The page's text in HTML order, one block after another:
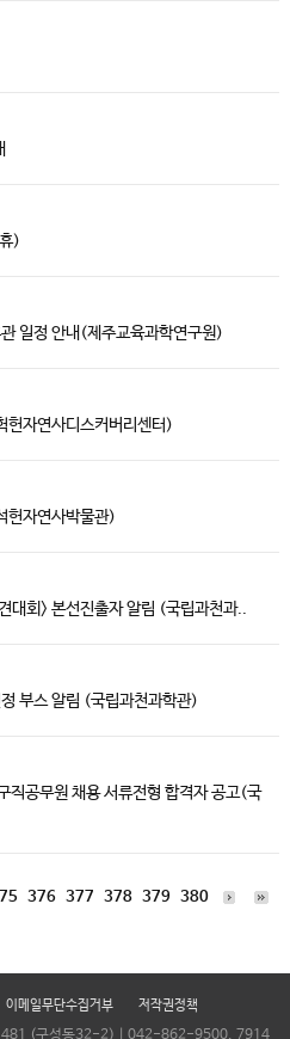
)
일정 안내(제주교육과학연구원)
자연사디스커버리센터)
헌자연사박물관)
대회> 본선진출자 알림 (국립과천과..
부스 알림 (국립과천과학관)
공무원 채용 서류전형 합격자 공고(국
376 377 378 379 380
이메일무단수집거부 저작권정책
481 (구성동32-2) | 042-862-9500, 7914